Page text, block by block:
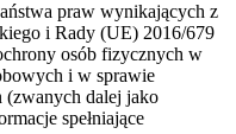
praw wynikających z
i Rady (UE) 2016/679
osób fizycznych w
i w sprawie
(zwanych dalej jako
spełniające